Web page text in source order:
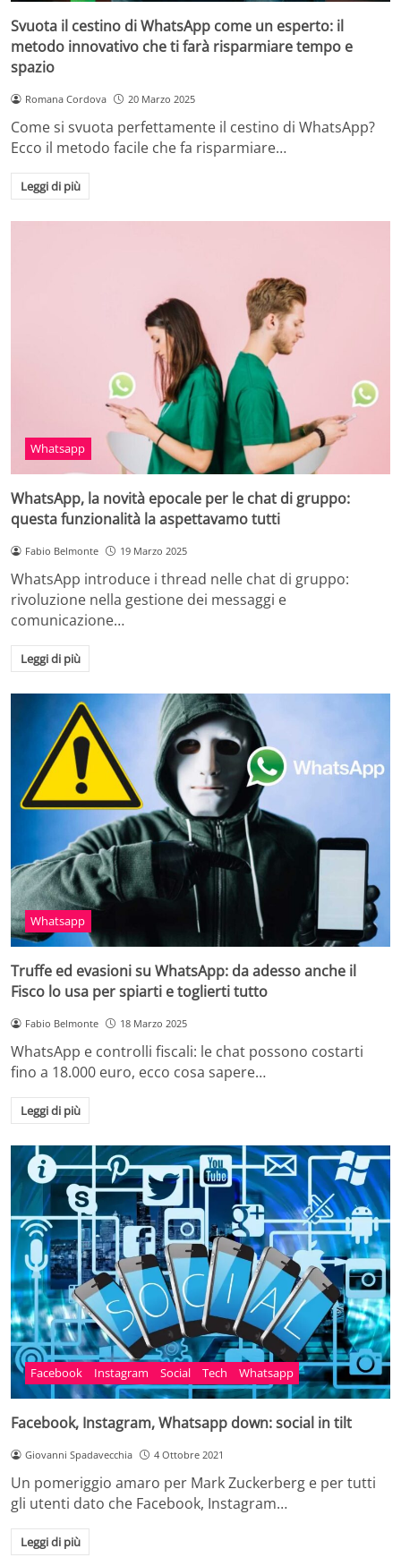
Svuota il cestino di WhatsApp come un esperto: il
metodo innovativo che ti farà risparmiare tempo e
spazio
Romana Cordova 20 Marzo 2025
Come si svuota perfettamente il cestino di WhatsApp?
Ecco il metodo facile che fa risparmiare…
Leggi di più
Whatsapp
WhatsApp, la novità epocale per le chat di gruppo:
questa funzionalità la aspettavamo tutti
Fabio Belmonte 19 Marzo 2025
WhatsApp introduce i thread nelle chat di gruppo:
rivoluzione nella gestione dei messaggi e
comunicazione…
Leggi di più
Whatsapp
Truffe ed evasioni su WhatsApp: da adesso anche il
Fisco lo usa per spiarti e toglierti tutto
Fabio Belmonte 18 Marzo 2025
WhatsApp e controlli fiscali: le chat possono costarti
fino a 18.000 euro, ecco cosa sapere…
Leggi di più
Facebook Instagram Social Tech Whatsapp
Facebook, Instagram, Whatsapp down: social in tilt
Giovanni Spadavecchia 4 Ottobre 2021
Un pomeriggio amaro per Mark Zuckerberg e per tutti
gli utenti dato che Facebook, Instagram…
Leggi di più